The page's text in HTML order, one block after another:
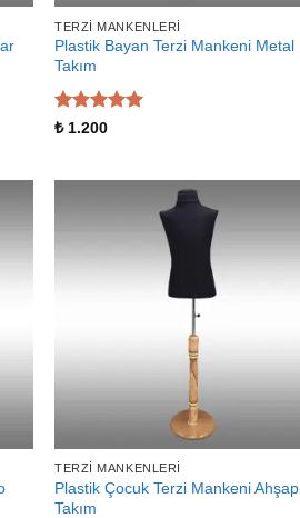
TERZI MANKENLERI
Plastik Bayan Terzi Mankeni Metal
Takım
5 üzerinden
₺1.200
TERZI MANKENLERI
Plastik Çocuk Terzi Mankeni Ahşap
Takım